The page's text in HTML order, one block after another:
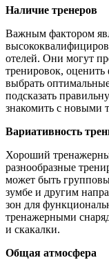
Наличие тренеров
Важным фактором
отелей. Они могут
тренировок,
выбрать
подсказать
знакомить с новыми
Вариативность
Хороший
разнообразные
может быть
зумбе и другим
зон для
тренажерными
и скакалки.
Общая атмосфера